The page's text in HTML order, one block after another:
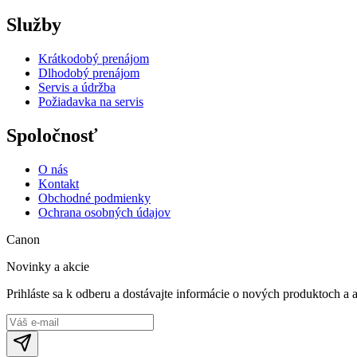
Služby
Krátkodobý prenájom
Dlhodobý prenájom
Servis a údržba
Požiadavka na servis
Spoločnosť
O nás
Kontakt
Obchodné podmienky
Ochrana osobných údajov
Canon
Novinky a akcie
Prihláste sa k odberu a dostávajte informácie o nových produktoch a